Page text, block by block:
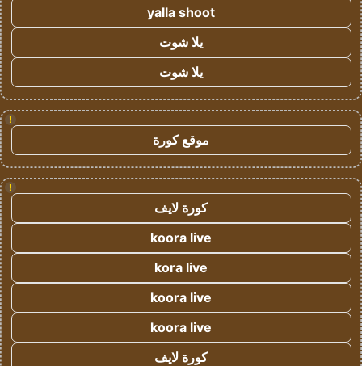
yalla shoot
يلا شوت
يلا شوت
!
موقع كورة
!
كورة لايف
koora live
kora live
koora live
koora live
كورة لايف